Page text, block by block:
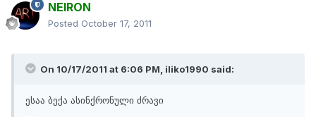
NEIRON
Posted October 17, 2011
On 10/17/2011 at 6:06 PM, iliko1990 said:
ესაა ბექა ასინქრონული ძრავი